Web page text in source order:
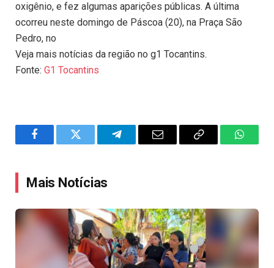
oxigênio, e fez algumas aparições públicas. A última
ocorreu neste domingo de Páscoa (20), na Praça São
Pedro, no
Veja mais notícias da região no g1 Tocantins.
Fonte: G1 Tocantins
FacebookTwitter TelegramEmail
Copy
Mais Notícias